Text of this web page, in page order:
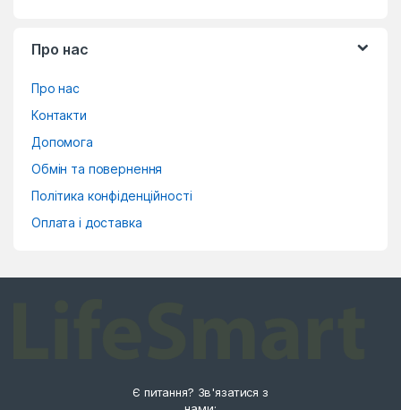
Про нас
Про нас
Контакти
Допомога
Обмін та повернення
Політика конфіденційності
Оплата і доставка
Є питання? Зв'язатися з